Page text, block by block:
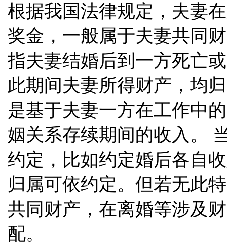
根据我国法律规定，夫妻
奖金，一般属于夫妻共同
指夫妻结婚后到一方死亡
此期间夫妻所得财产，均
是基于夫妻一方在工作中
姻关系存续期间的收入。
约定，比如约定婚后各自
归属可依约定。但若无此
共同财产，在离婚等涉及
配。